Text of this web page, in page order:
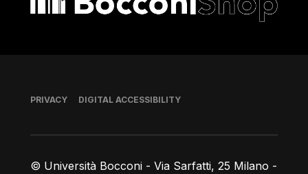
© Università Bocconi - Via Sarfatti, 25 Milano -
Footer
PRIVACY DIGITAL ACCESSIBILITY